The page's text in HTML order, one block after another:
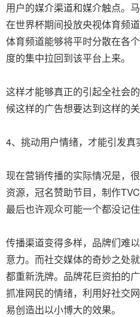
用户的媒介渠道和媒介触点。
在世界杯期间投放央视体育频
体育频道能够将平时分散在各
度的集中拉回到该平台上来。
这样才能够真正的引起全社会
候这样的广告想要达到这样的
4、挑动用户情绪，才能引发真
现在营销传播的实际情况是，
资源，冠名赞助节目，制作
最后也许观众可能一个都没记住
传播渠道变得多样，品牌们难
意力。而社交媒体的奇妙之处
都重新洗牌。品牌花巨资拍的
抓准网民的情绪，利用好社交
易创造出以小博大的效果。